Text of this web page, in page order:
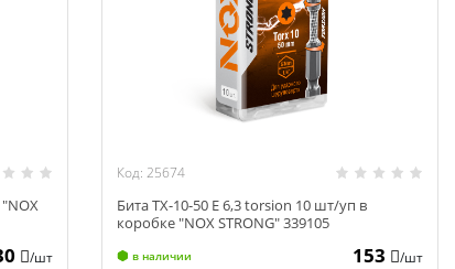
/шт
Код: 25674
Бита TX-10-50 E 6,3 torsion 10 шт/уп в
коробке "NOX STRONG" 339105
в наличии 153 /шт